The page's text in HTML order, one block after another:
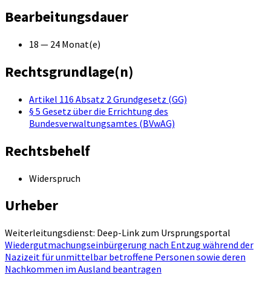
Bearbeitungsdauer
18 — 24 Monat(e)
Rechtsgrundlage(n)
Artikel 116 Absatz 2 Grundgesetz (GG)
§ 5 Gesetz über die Errichtung des
Bundesverwaltungsamtes (BVwAG)
Rechtsbehelf
Widerspruch
Urheber
Weiterleitungsdienst: Deep-Link zum Ursprungsportal
Wiedergutmachungseinbürgerung nach Entzug während der
Nazizeit für unmittelbar betroffene Personen sowie deren
Nachkommen im Ausland beantragen